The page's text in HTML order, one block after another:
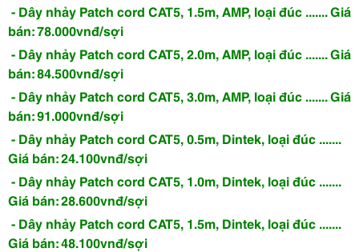
- Dây nhảy Patch cord CAT5, 1.5m, AMP, loại đúc ....... Giá
bán: 78.000vnđ/sợi
- Dây nhảy Patch cord CAT5, 2.0m, AMP, loại đúc ....... Giá
bán: 84.500vnđ/sợi
- Dây nhảy Patch cord CAT5, 3.0m, AMP, loại đúc ....... Giá
bán: 91.000vnđ/sợi
- Dây nhảy Patch cord CAT5, 0.5m, Dintek, loại đúc .......
Giá bán: 24.100vnđ/sợi
- Dây nhảy Patch cord CAT5, 1.0m, Dintek, loại đúc .......
Giá bán: 28.600vnđ/sợi
- Dây nhảy Patch cord CAT5, 1.5m, Dintek, loại đúc .......
Giá bán: 48.100vnđ/sợi